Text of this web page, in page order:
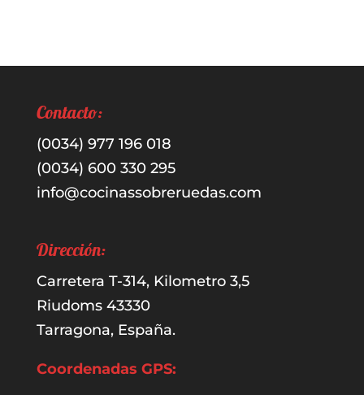
Contacto:
(0034) 977 196 018
(0034) 600 330 295
info@cocinassobreruedas.com
Dirección:
Carretera T-314, Kilometro 3,5
Riudoms 43330
Tarragona, España.
Coordenadas GPS: